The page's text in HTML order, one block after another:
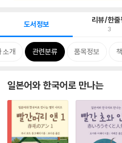
도서정보 리뷰/한줄
3
소개 관련분류 품목정보
일본어와 한국어로 만나는